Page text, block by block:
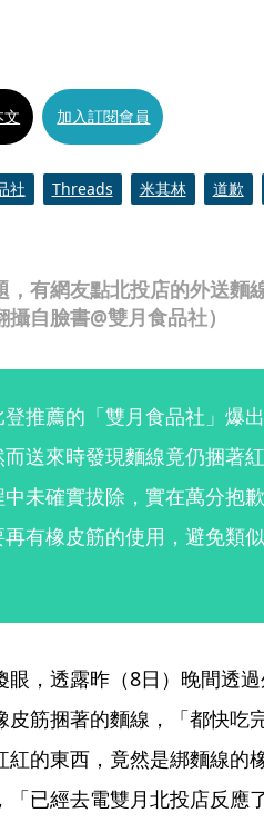
，有網友點北投店的外送麵
自臉書@雙月食品社）
文 加入訂閱會員
社 Threads 米其林 道歉
推薦的「雙月食品社」爆
送來時發現麵線竟仍捆著
未確實拔除，實在萬分抱
有橡皮筋的使用，避免類
，透露昨（8日）晚間透
筋捆著的麵線，「都快吃
的東西，竟然是綁麵線的
已經去電雙月北投店反應